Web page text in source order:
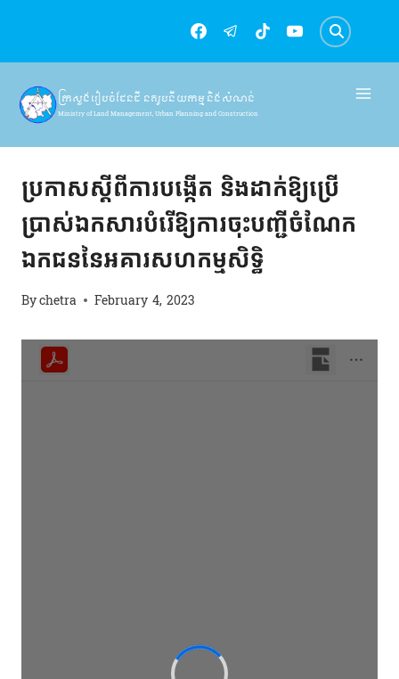
content
ក្រសួងរៀបចំដែនដី នគរូបនីយកម្ម និងសំណង់
Ministry of Land Management, Urban Planning and Construction
ប្រកាសស្ដីពីការបង្កើត និងដាក់ឱ្យប្រើ
ប្រាស់ឯកសារបំរើឱ្យការចុះបញ្ជីចំណែក
ឯកជននៃអគារសហកម្មសិទ្ធិ
Bychetra February 4, 2023